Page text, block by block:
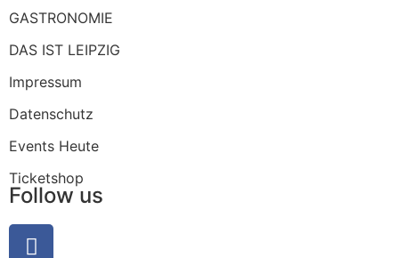
GASTRONOMIE
DAS IST LEIPZIG
Impressum
Datenschutz
Events Heute
Ticketshop
Follow us